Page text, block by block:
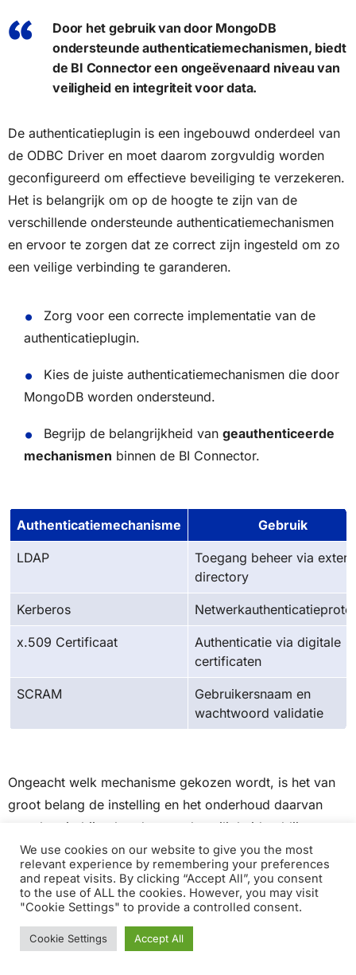
Door het gebruik van door MongoDB
ondersteunde authenticatiemechanismen, biedt
de BI Connector een ongeëvenaard niveau van
veiligheid en integriteit voor data.
De authenticatieplugin is een ingebouwd onderdeel van
de ODBC Driver en moet daarom zorgvuldig worden
geconfigureerd om effectieve beveiliging te verzekeren.
Het is belangrijk om op de hoogte te zijn van de
verschillende ondersteunde authenticatiemechanismen
en ervoor te zorgen dat ze correct zijn ingesteld om zo
een veilige verbinding te garanderen.
Zorg voor een correcte implementatie van de
authenticatieplugin.
Kies de juiste authenticatiemechanismen die door
MongoDB worden ondersteund.
Begrijp de belangrijkheid van geauthenticeerde
mechanismen binnen de BI Connector.
Authenticatiemechanisme Gebruik
LDAP
Toegang beheer via
directory
Kerberos
x.509 Certificaat
Authenticatie via digitale
certificaten
SCRAM
Gebruikersnaam en
wachtwoord validatie
Ongeacht welk mechanisme gekozen wordt, is het van
groot belang de instelling en het onderhoud daarvan
nauwkeurig bij te houden om de veiligheid te blijven
waarborgen.
In het tijdperk van datalekken en cyberaanvallen is de
naleving van beveiligingsprotocollen geen optie maar
een noodzaak. Het succes van business intelligence
We use cookies on our website to give you the most
relevant experience by remembering your preferences
and repeat visits. By clicking “Accept All”, you consent
to the use of ALL the cookies. However, you may visit
"Cookie Settings" to provide a controlled consent.
Cookie Settings Accept All